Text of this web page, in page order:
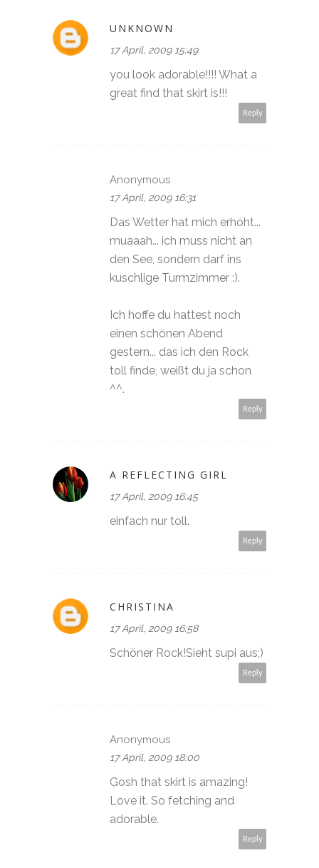
UNKNOWN
17 April, 2009 15:49
you look adorable!!!! What a
great find that skirt is!!!
Reply
Anonymous
17 April, 2009 16:31
Das Wetter hat mich erhöht...
muaaah... ich muss nicht an
den See, sondern darf ins
kuschlige Turmzimmer :).
Ich hoffe du hattest noch
einen schönen Abend
gestern... das ich den Rock
toll finde, weißt du ja schon
^^.
Reply
A REFLECTING GIRL
17 April, 2009 16:45
einfach nur toll.
Reply
CHRISTINA
17 April, 2009 16:58
Schöner Rock!Sieht supi aus;)
Reply
Anonymous
17 April, 2009 18:00
Gosh that skirt is amazing!
Love it. So fetching and
adorable.
Reply